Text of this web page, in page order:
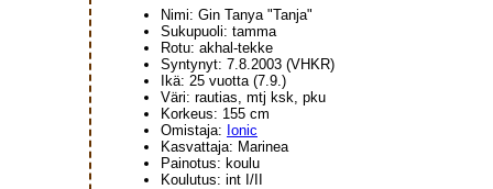
Nimi: Gin Tanya "Tanja"
Sukupuoli: tamma
Rotu: akhal-tekke
Syntynyt: 7.8.2003 (VHKR)
Ikä: 25 vuotta (7.9.)
Väri: rautias, mtj ksk, pku
Korkeus: 155 cm
Omistaja: Ionic
Kasvattaja: Marinea
Painotus: koulu
Koulutus: int I/II